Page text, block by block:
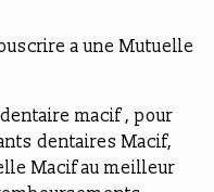
a une Mutuelle
macif , pour
dentaires Macif,
Macif au meilleur